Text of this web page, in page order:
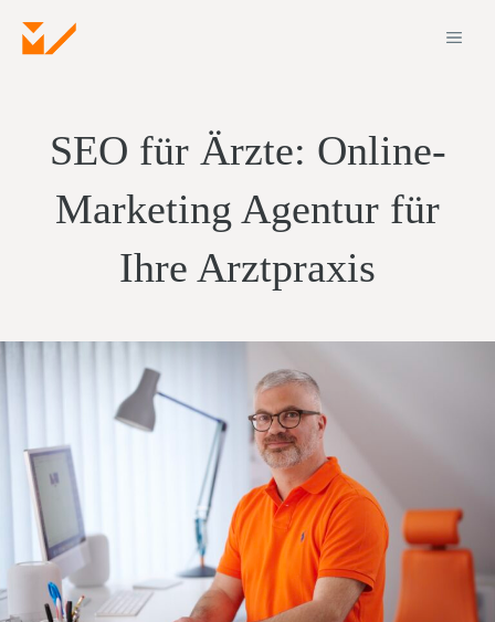
Inhalt
SEO für Ärzte: Online-
Marketing Agentur für
Ihre Arztpraxis